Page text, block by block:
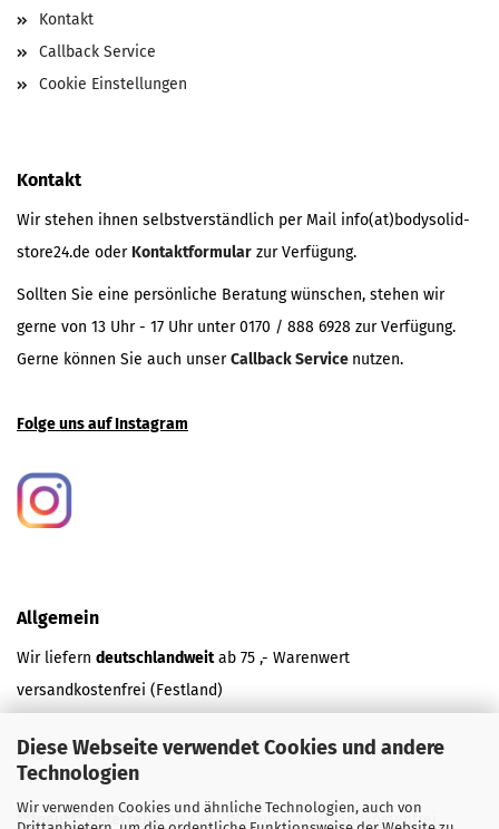
Diese Webseite verwendet Cookies und andere
Technologien
Wir verwenden Cookies und ähnliche Technologien, auch von
Kontakt
Callback Service
Cookie Einstellungen
Kontakt
Wir stehen ihnen selbstverständlich per Mail info(at)bodysolid-
store24.de oder Kontaktformular zur Verfügung.
Sollten Sie eine persönliche Beratung wünschen, stehen wir
gerne von 13 Uhr - 17 Uhr unter 0170 / 888 6928 zur Verfügung.
Gerne können Sie auch unserCallback Service nutzen.
Folge uns auf Instagram
Allgemein
Wir liefern deutschlandweitab 75 ,- Warenwert
versandkostenfrei (Festland)
und
***neu*** Österreich ab 499,- Warenwert versandkostenfrei.